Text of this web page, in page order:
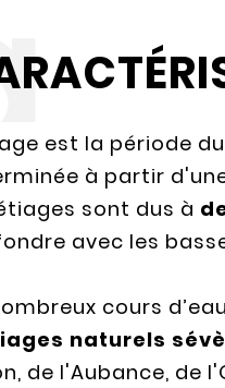
est la période
à partir
sont dus à
avec les
cours
naturels
de l'Aubance, de